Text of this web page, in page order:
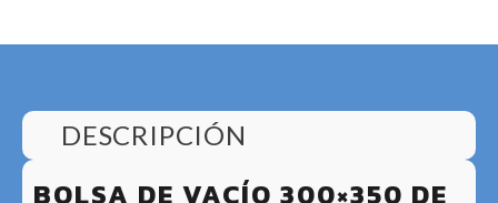
DESCRIPCIÓN
BOLSA DE VACÍO 300×350 DE